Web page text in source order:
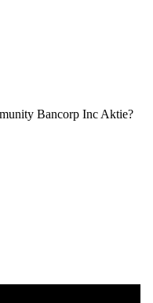
Bancorp Inc Aktie?